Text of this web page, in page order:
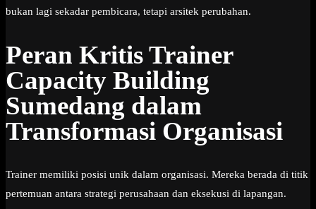
bukan lagi sekadar pembicara, tetapi arsitek perubahan.
Peran Kritis Trainer
Capacity Building
Sumedang dalam
Transformasi Organisasi
Trainer memiliki posisi unik dalam organisasi. Mereka berada di titik
pertemuan antara strategi perusahaan dan eksekusi di lapangan.